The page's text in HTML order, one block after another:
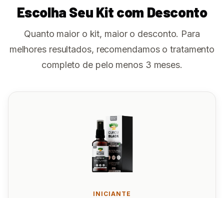
Escolha Seu Kit com Desconto
Quanto maior o kit, maior o desconto. Para
melhores resultados, recomendamos o tratamento
completo de pelo menos 3 meses.
INICIANTE